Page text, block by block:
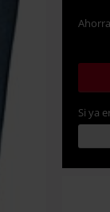
Si ya